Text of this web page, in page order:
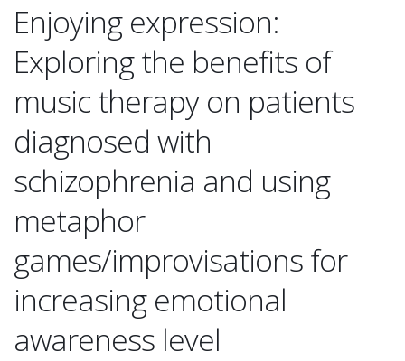
Enjoying expression:
Exploring the benefits of
music therapy on patients
diagnosed with
schizophrenia and using
metaphor
games/improvisations for
increasing emotional
awareness level